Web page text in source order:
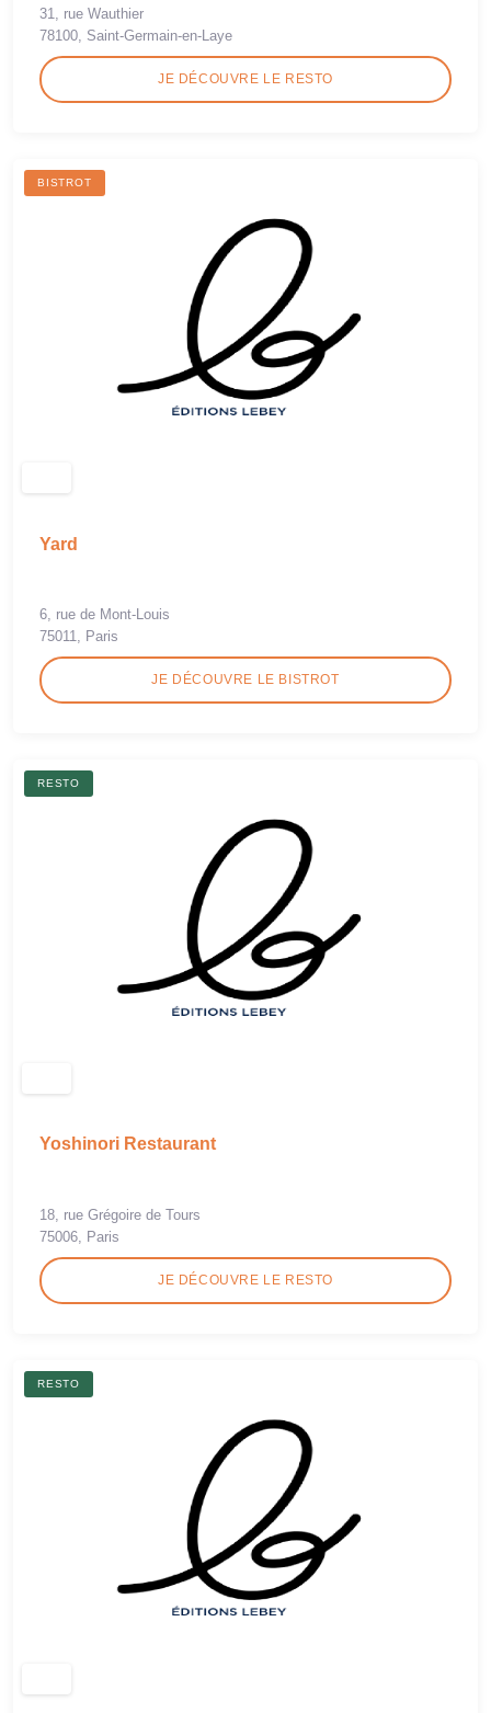
31, rue Wauthier
78100, Saint-Germain-en-Laye
JE DÉCOUVRE LE RESTO
BISTROT
Yard
6, rue de Mont-Louis
75011, Paris
JE DÉCOUVRE LE BISTROT
RESTO
Yoshinori Restaurant
18, rue Grégoire de Tours
75006, Paris
JE DÉCOUVRE LE RESTO
RESTO